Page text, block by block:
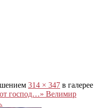
314 × 347 в галерее
господ…» Велимир